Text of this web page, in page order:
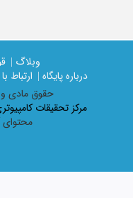
وبلاگ |
درباره پایگاه |
ارتباط با
حقوق مادی و
مرکز تحقیقات
محتوای